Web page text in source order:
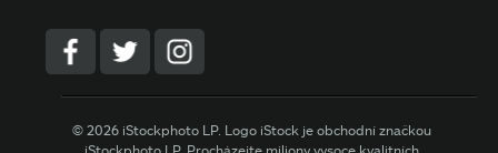
© 2026 iStockphoto LP. Logo iStock je obchodní značkou